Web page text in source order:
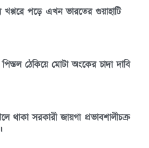
খপ্পরে পড়ে এখন ভারতের গুয়াহাটি
ঠেকিয়ে মোটা অংকের চাদা দাবি
থাকা সরকারী জায়গা প্রভাবশালীচক্র